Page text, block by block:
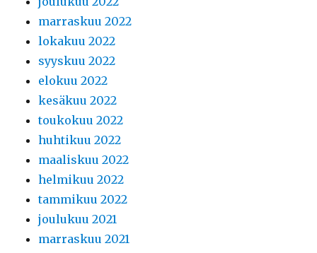
marraskuu 2022
lokakuu 2022
syyskuu 2022
elokuu 2022
kesäkuu 2022
toukokuu 2022
huhtikuu 2022
maaliskuu 2022
helmikuu 2022
tammikuu 2022
joulukuu 2021
marraskuu 2021